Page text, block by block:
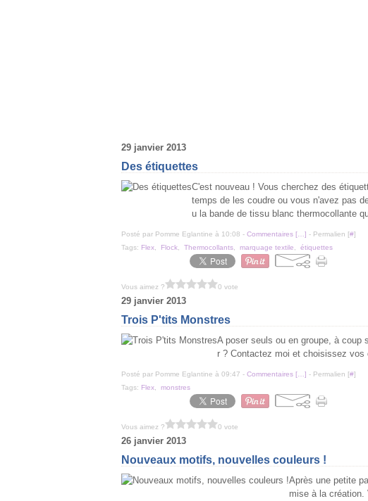
29 janvier 2013
Des étiquettes
C'est nouveau ! Vous cherchez des
temps de les coudre ou vous n'avez pas
u la bande de tissu blanc thermocollante
Posté par Pomme Eglantine à 10:08 - Commentaires [ ] - Permalien [#]
Tags: Flex Flock Thermocollants marquage textile étiquettes
Vous aimez ? 0 vote
29 janvier 2013
Trois P'tits Monstres
A poser seuls ou en groupe, à coup
r ? Contactez moi et choisissez
Posté par Pomme Eglantine à 09:47 - Commentaires [ ] - Permalien [#]
Tags: Flex monstres
Vous aimez ? 0 vote
26 janvier 2013
Nouveaux motifs, nouvelles couleurs !
Après une petite
mise à la